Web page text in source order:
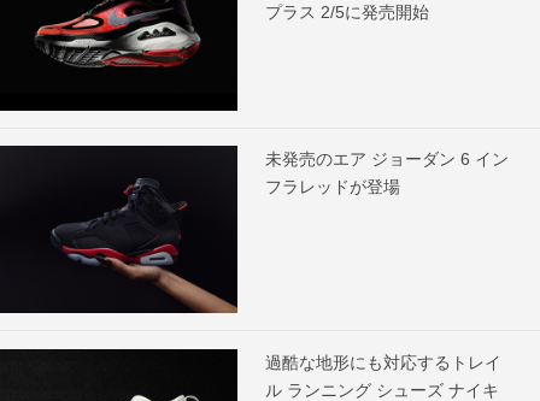
プラス 2/5に発売開始
未発売のエア ジョーダン 6 イン
フラレッドが登場
過酷な地形にも対応するトレイ
ル ランニング シューズ ナイキ